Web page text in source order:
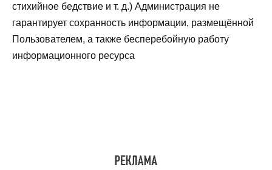
стихийное бедствие и т. д.) Администрация не
гарантирует сохранность информации, размещённой
Пользователем, а также бесперебойную работу
информационного ресурса